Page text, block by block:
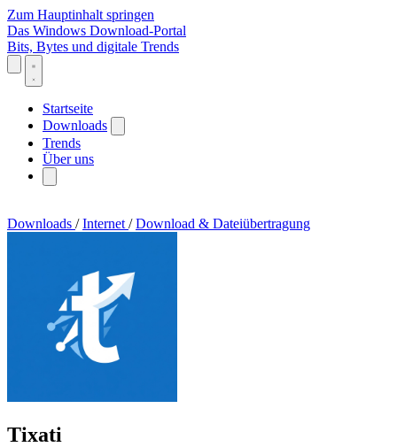
Zum Hauptinhalt springen
Das Windows Download-Portal
Bits, Bytes und digitale Trends
Startseite
Downloads
Trends
Über uns
Downloads / Internet / Download & Dateiübertragung
Tixati